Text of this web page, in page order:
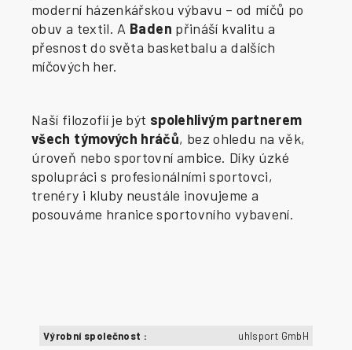
moderní házenkářskou výbavu – od míčů po
obuv a textil. A Baden přináší kvalitu a
přesnost do světa basketbalu a dalších
míčových her.
Naší filozofií je být spolehlivým partnerem
všech týmových hráčů, bez ohledu na věk,
úroveň nebo sportovní ambice. Díky úzké
spolupráci s profesionálními sportovci,
trenéry i kluby neustále inovujeme a
posouváme hranice sportovního vybavení.
Výrobní společnost : uhlsport GmbH